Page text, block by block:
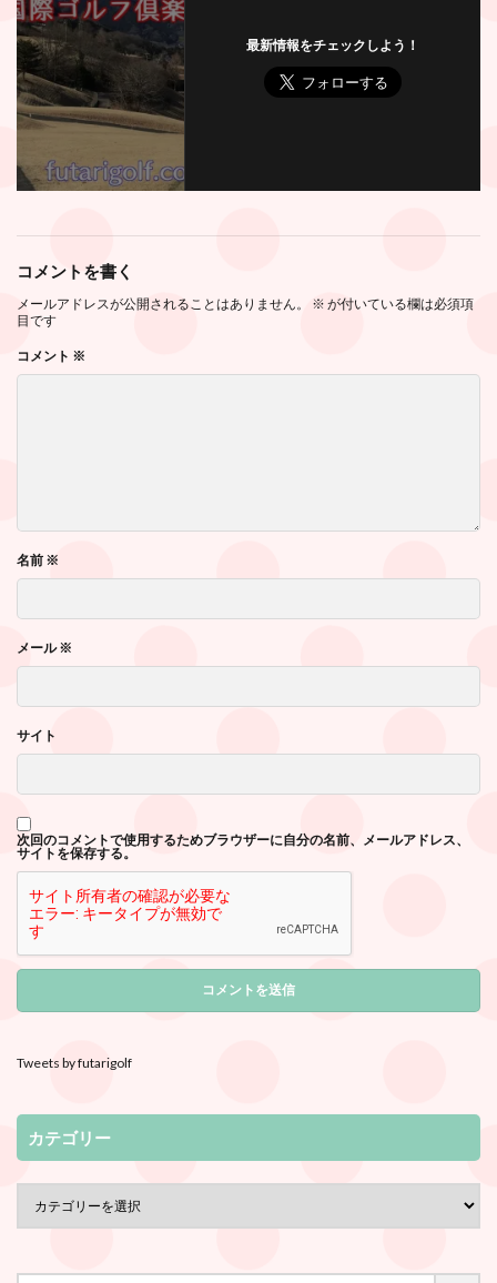
最新情報をチェックしよう！
コメントを書く
メールアドレスが公開されることはありません。 ※ が付いている欄は必須項
目です
コメント ※
名前 ※
メール※
サイト
次回のコメントで使用するためブラウザーに自分の名前、メールアドレス、
サイトを保存する。
Tweets by futarigolf
カテゴリー